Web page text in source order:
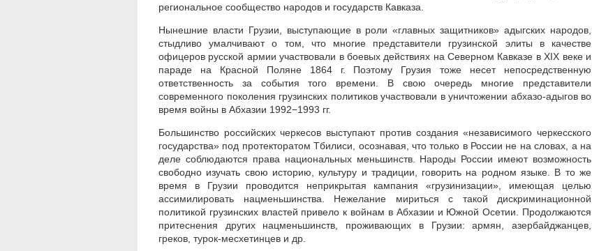
региональное сообщество народов и государств Кавказа.
Нынешние власти Грузии, выступающие в роли «главных защитников» адыгских народов,
стыдливо умалчивают о том, что многие представители грузинской элиты в качестве
офицеров русской армии участвовали в боевых действиях на Северном Кавказе в XIX веке и
параде на Красной Поляне 1864 г. Поэтому Грузия тоже несет непосредственную
ответственность за события того времени. В свою очередь многие представители
современного поколения грузинских политиков участвовали в уничтожении абхазо-адыгов во
время войны в Абхазии 1992−1993 гг.
Большинство российских черкесов выступают против создания «независимого черкесского
государства» под протекторатом Тбилиси, осознавая, что только в России не на словах, а на
деле соблюдаются права национальных меньшинств. Народы России имеют возможность
свободно изучать свою историю, культуру и традиции, говорить на родном языке. В то же
время в Грузии проводится неприкрытая кампания «грузинизации», имеющая целью
ассимилировать нацменьшинства. Нежелание мириться с такой дискриминационной
политикой грузинских властей привело к войнам в Абхазии и Южной Осетии. Продолжаются
притеснения других нацменьшинств, проживающих в Грузии: армян, азербайджанцев,
греков, турок-месхетинцев и др.